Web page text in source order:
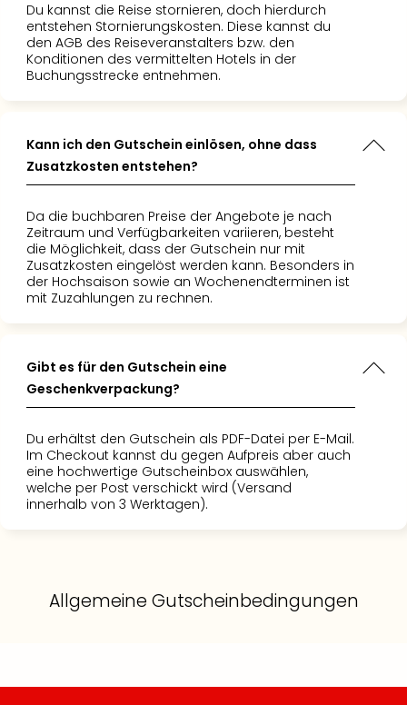
Du kannst die Reise stornieren, doch hierdurch
entstehen Stornierungskosten. Diese kannst du
den AGB des Reiseveranstalters bzw. den
Konditionen des vermittelten Hotels in der
Buchungsstrecke entnehmen.
Kann ich den Gutschein einlösen, ohne dass
Zusatzkosten entstehen?
Da die buchbaren Preise der Angebote je nach
Zeitraum und Verfügbarkeiten variieren, besteht
die Möglichkeit, dass der Gutschein nur mit
Zusatzkosten eingelöst werden kann. Besonders in
der Hochsaison sowie an Wochenendterminen ist
mit Zuzahlungen zu rechnen.
Gibt es für den Gutschein eine
Geschenkverpackung?
Du erhältst den Gutschein als PDF-Datei per E-Mail.
Im Checkout kannst du gegen Aufpreis aber auch
eine hochwertige Gutscheinbox auswählen,
welche per Post verschickt wird (Versand
innerhalb von 3 Werktagen).
Allgemeine Gutscheinbedingungen